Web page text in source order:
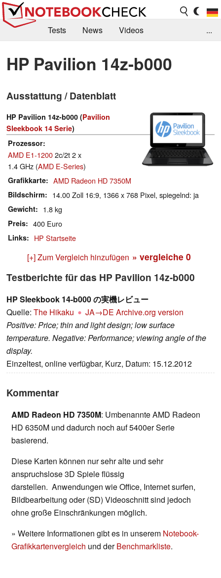
Tests News
Videos
Kaufberatung
Deals Suche
Jobs
Forum
...
HP Pavilion 14z-b000
Ausstattung / Datenblatt
HP Pavilion 14z-b000 (Pavilion
Sleekbook 14 Serie)
Prozessor
AMD E1-12002c/2t 2 x
1.4 GHz (AMD E-Series)
Grafikkarte AMD Radeon HD 7350M
Bildschirm 14.00 Zoll 16:9, 1366 x 768 Pixel, spiegelnd: ja
Gewicht 1.8 kg
Preis 400 Euro
Links HP Startseite
[+] Zum Vergleich hinzufügen » vergleiche 0
Testberichte für das HP Pavilion 14z-b000
HP Sleekbook 14-b000 の実機レビュー
Quelle: The Hikaku JA→DE Archive.org version
Positive: Price; thin and light design; low surface
temperature. Negative: Performance; viewing angle of the
display.
Einzeltest, online verfügbar, Kurz, Datum: 15.12.2012
Kommentar
AMD Radeon HD 7350M: Umbenannte AMD Radeon
HD 6350M und dadurch noch auf 5400er Serie
basierend.
Diese Karten können nur sehr alte und sehr
anspruchslose 3D Spiele flüssig
darstellen. Anwendungen wie Office, Internet surfen,
Bildbearbeitung oder (SD) Videoschnitt sind jedoch
ohne große Einschränkungen möglich.
» Weitere Informationen gibt es in unserem Notebook-
Grafikkartenvergleich und derBenchmarkliste.